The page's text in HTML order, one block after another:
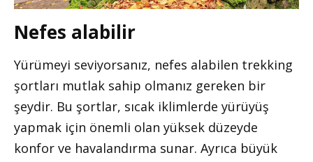
Nefes alabilir
Yürümeyi seviyorsanız, nefes alabilen trekking
şortları mutlak sahip olmanız gereken bir
şeydir. Bu şortlar, sıcak iklimlerde yürüyüş
yapmak için önemli olan yüksek düzeyde
konfor ve havalandırma sunar. Ayrıca büyük